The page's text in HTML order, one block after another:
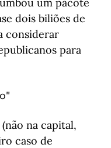
dois biliões de
considerar
para
na capital,
caso de